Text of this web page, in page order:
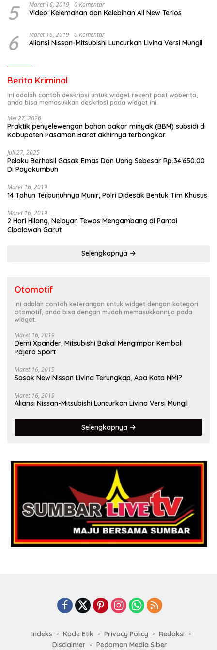
5 Maret 16, 2019 0 Komentar
Video: Kelemahan dan Kelebihan All New Terios
6 Maret 16, 2019 0 Komentar
Aliansi Nissan-Mitsubishi Luncurkan Livina Versi Mungil
Berita Kriminal
Ini adalah contoh deskripsi untuk widget recent post wpberita,
anda bisa memasukkan deskripsi pada widget ini.
Mei 27, 2026
Praktik penyelewengan bahan bakar minyak (BBM) subsidi di
Kabupaten Pasaman Barat akhirnya terbongkar
Juli 27, 2025
Pelaku Berhasil Gasak Emas Dan Uang Sebesar Rp.34.650.00
Di Payakumbuh
Maret 16, 2019
14 Tahun Terbunuhnya Munir, Polri Didesak Bentuk Tim Khusus
Maret 16, 2019
2 Hari Hilang, Nelayan Tewas Mengambang di Pantai
Cipalawah Garut
Selengkapnya
Otomotif
Ini adalah contoh keterangan untuk widget dengan kategori
otomotif, anda bisa dengan mudah memasukkannya pada
widget.
Maret 16, 2019
Demi Xpander, Mitsubishi Bakal Mengimpor Kembali
Pajero Sport
Maret 16, 2019
Sosok New Nissan Livina Terungkap, Apa Kata NMI?
Maret 16, 2019
Aliansi Nissan-Mitsubishi Luncurkan Livina Versi Mungil
Selengkapnya
Indeks Kode Etik Privacy Policy
Redaksi
Disclaimer
Pedoman Media Siber